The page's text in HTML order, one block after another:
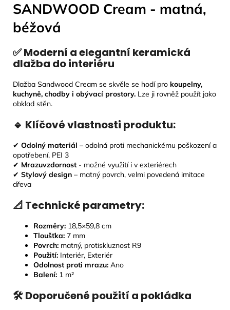
SANDWOOD Cream - matná,
béžová
✅ Moderní a elegantní keramická
dlažba do interiéru
Dlažba Sandwood Cream se skvěle se hodí pro koupelny,
kuchyně, chodby i obývací prostory. Lze ji rovněž použít jako
obklad stěn.
🔹 Klíčové vlastnosti produktu:
✔ Odolný materiál – odolná proti mechanickému poškození a
opotřebení, PEI 3
✔ Mrazuvzdornost - možné využití i v exteriérech
✔ Stylový design – matný povrch, velmi povedená imitace
dřeva
📐 Technické parametry:
Rozměry: 18,5×59,8 cm
Tloušťka: 7 mm
Povrch: matný, protiskluznost R9
Použití: Interiér, Exteriér
Odolnost proti mrazu: Ano
Balení: 1 m²
🛠 Doporučené použití a pokládka